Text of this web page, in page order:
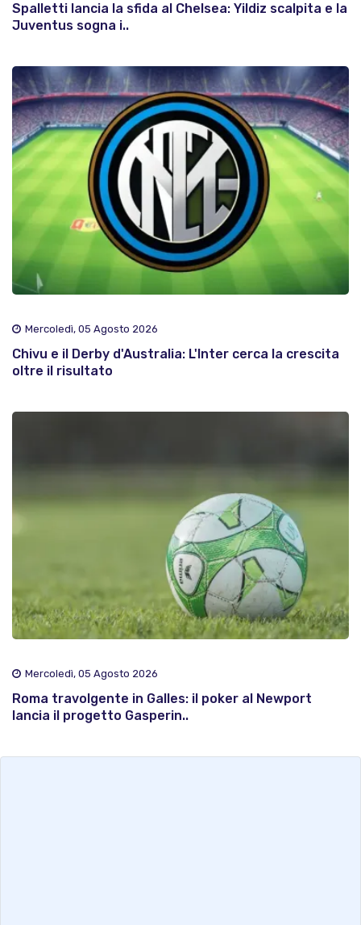
Spalletti lancia la sfida al Chelsea: Yildiz scalpita e la
Juventus sogna i..
Mercoledì, 05 Agosto 2026
Chivu e il Derby d'Australia: L'Inter cerca la crescita
oltre il risultato
Mercoledì, 05 Agosto 2026
Roma travolgente in Galles: il poker al Newport
lancia il progetto Gasperin..